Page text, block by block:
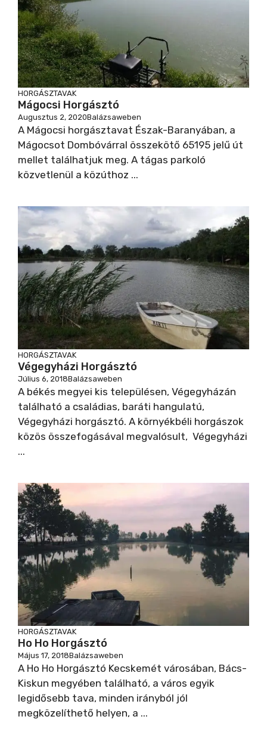
HORGÁSZTAVAK
Mágocsi Horgásztó
Augusztus 2, 2020Balázsaweben
A Mágocsi horgásztavat Észak-Baranyában, a
Mágocsot Dombóvárral összekötő 65195 jelű út
mellet találhatjuk meg. A tágas parkoló
közvetlenül a közúthoz ...
HORGÁSZTAVAK
Végegyházi Horgásztó
Július 6, 2018Balázsaweben
A békés megyei kis településen, Végegyházán
található a családias, baráti hangulatú,
Végegyházi horgásztó. A környékbéli horgászok
közös összefogásával megvalósult, Végegyházi
...
HORGÁSZTAVAK
Ho Ho Horgásztó
Május 17, 2018Balázsaweben
A Ho Ho Horgásztó Kecskemét városában, Bács-
Kiskun megyében található, a város egyik
legidősebb tava, minden irányból jól
megközelíthető helyen, a ...